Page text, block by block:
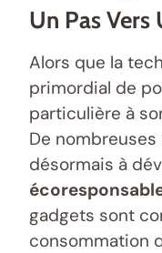
Un Pas
Alors que la
primordial de
particulière à
De
désormais à
gadgets sont
consommation